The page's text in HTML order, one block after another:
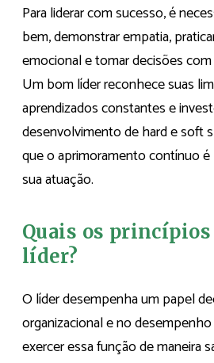
Para liderar com sucesso, é
bem, demonstrar empatia,
emocional e tomar decisões
Um bom líder reconhece suas
aprendizados constantes e
desenvolvimento de hard e soft
que o aprimoramento contínuo
sua atuação.
Quais os
líder?
O líder desempenha um papel
organizacional e no
exercer essa função de maneira